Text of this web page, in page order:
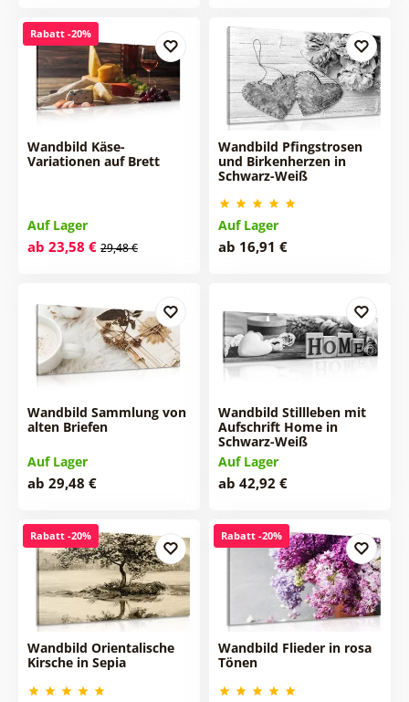
Rabatt -20%
Wandbild Käse-
Variationen auf Brett
Auf Lager
ab 23,58 € 29,48 €
Wandbild Pfingstrosen
und Birkenherzen in
Schwarz-Weiß
Auf Lager
ab 16,91 €
Wandbild Sammlung von
alten Briefen
Auf Lager
ab 29,48 €
Wandbild Stillleben mit
Aufschrift Home in
Schwarz-Weiß
Auf Lager
ab 42,92 €
Rabatt -20%
Wandbild Orientalische
Kirsche in Sepia
Rabatt -20%
Wandbild Flieder in rosa
Tönen